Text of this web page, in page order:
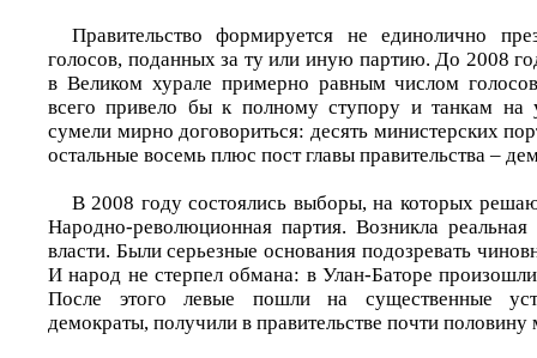
Правительство формируется не единолично
голосов, поданных за ту или иную партию. До 2008
в Великом хурале примерно равным числом
всего привело бы к полному ступору и танкам на
сумели мирно договориться: десять министерских
остальные восемь плюс пост главы правительства –
В 2008 году состоялись выборы, на которых
Народно-революционная партия. Возникла реальная
власти. Были серьезные основания подозревать
И народ не стерпел обмана: в Улан-Баторе
После этого левые пошли на существенные
демократы, получили в правительстве почти половину